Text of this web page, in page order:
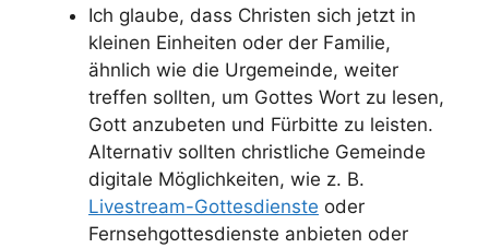
Ich glaube, dass Christen sich jetzt in
kleinen Einheiten oder der Familie,
ähnlich wie die Urgemeinde, weiter
treffen sollten, um Gottes Wort zu lesen,
Gott anzubeten und Fürbitte zu leisten.
Alternativ sollten christliche Gemeinde
digitale Möglichkeiten, wie z. B.
Livestream-Gottesdienste oder
Fernsehgottesdienste anbieten oder